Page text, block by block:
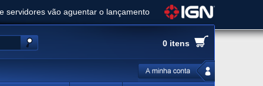
servidores vão aguentar o lançamento
cópias e vai receber novo conteúdo
Ghost of Yotei - Análise
Gear Solid Delta: Snake Eater - Análise
0 itens